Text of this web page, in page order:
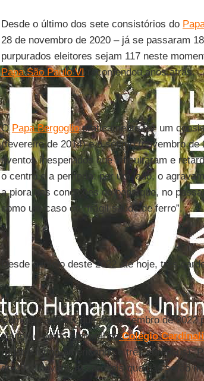
Desde o último dos sete consistórios do
28 de novembro de 2020 – já se passaram
purpurados eleitores sejam 117 neste
Papa São Paulo VIrecomendou anos atrás.
O Papa Bergogliopraticamente fez um
(fevereiro de 2014) e o sétimo (novembro
eventos inesperados que dificultaram e
o centro e a periferia: por um lado, o
a piora das condições do papa que, no
como um caso de “frágil saúde de ferro”.
Desde o início deste 2022 até hoje, três
Com os cardeais que até dezembro de 2022
eleitor, o corpo eleitoral do Colégio
(quatro latino-americanos e três europeus).
de 2022 haverá 10 cardeais que não serão